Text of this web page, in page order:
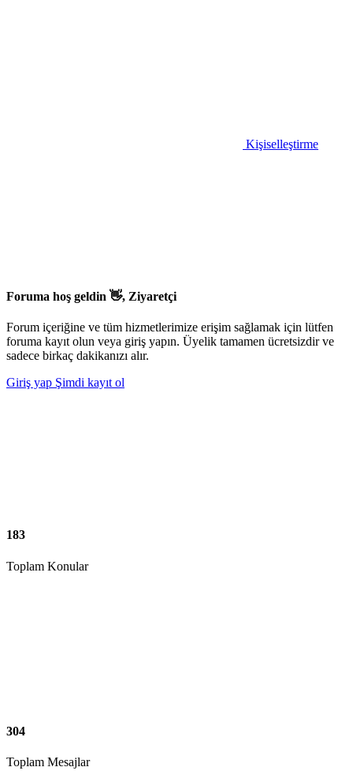
Kişiselleştirme
Foruma hoş geldin 👋, Ziyaretçi
Forum içeriğine ve tüm hizmetlerimize erişim sağlamak için lütfen
foruma kayıt olun veya giriş yapın. Üyelik tamamen ücretsizdir ve
sadece birkaç dakikanızı alır.
Giriş yap Şimdi kayıt ol
183
Toplam Konular
304
Toplam Mesajlar